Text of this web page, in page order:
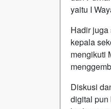
yaitu I
Hadir juga
kepala
mengikuti
Diskusi
digital pun